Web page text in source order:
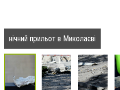
нічний прильот в Миколаєві